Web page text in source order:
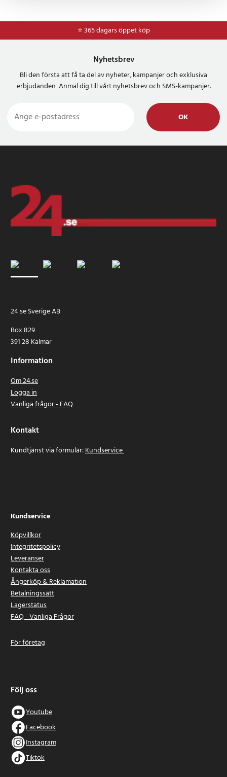
⭐ 365 dagars öppet köp
Nyhetsbrev
Bli den första att få ta del av nyheter, kampanjer och exklusiva
erbjudanden Anmäl dig till vårt nyhetsbrev och SMS-kampanjer.
OK
24 se Sverige AB
Box 829
391 28 Kalmar
Information
Om 24.se
Logga in
Vanliga frågor - FAQ
Kontakt
Kundtjänst via formulär:Kundservice
Kundservice
Köpvillkor
Integritetspolicy
Leveranser
Kontakta oss
Ångerköp & Reklamation
Betalningssätt
Lagerstatus
FAQ - Vanliga Frågor
För företag
Följ oss
Youtube
Facebook
Instagram
Tiktok